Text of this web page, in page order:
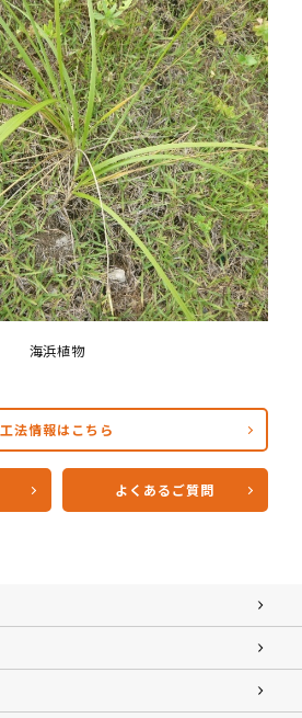
海浜植物
工法情報はこちら
よくあるご質問